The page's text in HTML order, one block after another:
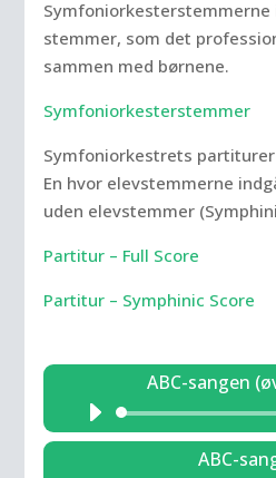
Symfoniorkesterstemmerne
stemmer, som det
sammen med børnene.
Symfoniorkesterstemmer
Symfoniorkestrets
En hvor elevstemmerne
uden elevstemmer
Partitur – Full Score
Partitur – Symphinic Score
ABC-sangen
ABC-